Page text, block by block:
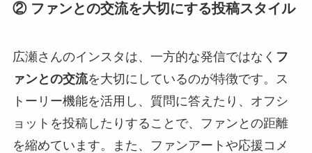
② ファンとの交流を大切にする投稿スタイル
広瀬さんのインスタは、一方的な発信ではなく フ
ァンとの交流を大切にしているのが特徴です。ス
トーリー機能を活用し、質問に答えたり、オフシ
ョットを投稿したりすることで、ファンとの距離
を縮めています。また、ファンアートや応援コメ